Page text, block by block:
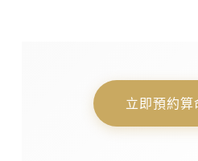
立即預約算